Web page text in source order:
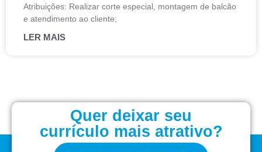
Atribuições: Realizar corte especial, montagem de balcão
e atendimento ao cliente;
LER MAIS
Quer deixar seu
currículo mais atrativo?